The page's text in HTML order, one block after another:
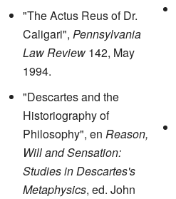
"The Actus Reus of Dr.
Caligari", Pennsylvania
Law Review 142, May
1994.
"Descartes and the
Historiography of
Philosophy", en Reason,
Will and Sensation:
Studies in Descartes's
Metaphysics, ed. John